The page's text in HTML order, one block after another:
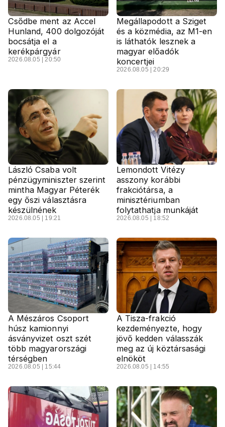
Csődbe ment az Accel
Hunland, 400 dolgozóját
bocsátja el a
kerékpárgyár
2026.08.05 | 20:50
Megállapodott a Sziget
és a közmédia, az M1-en
is láthatók lesznek a
magyar előadók
koncertjei
2026.08.05 | 20:29
László Csaba volt
pénzügyminiszter szerint
mintha Magyar Péterék
egy őszi választásra
készülnének
2026.08.05 | 19:21
Lemondott Vitézy
asszony korábbi
frakciótársa, a
minisztériumban
folytathatja munkáját
2026.08.05 | 18:52
A Mészáros Csoport
húsz kamionnyi
ásványvizet oszt szét
több magyarországi
térségben
2026.08.05 | 15:44
A Tisza-frakció
kezdeményezte, hogy
jövő kedden válasszák
meg az új köztársasági
elnököt
2026.08.05 | 14:55